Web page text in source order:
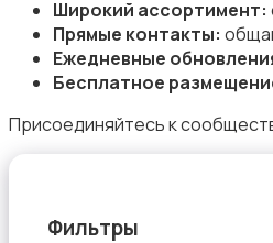
Широкий ассортимент:
Прямые контакты:
Ежедневные
Бесплатное
Присоединяйтесь к
Фильтры